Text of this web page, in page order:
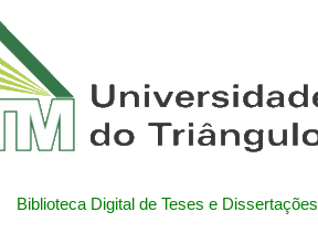
Biblioteca Digital de Teses e Dissertações